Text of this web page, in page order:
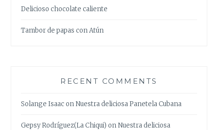
Delicioso chocolate caliente
Tambor de papas con Atún
RECENT COMMENTS
Solange IsaaconNuestra deliciosa Panetela Cubana
Gepsy Rodríguez(La Chiqui) onNuestra deliciosa